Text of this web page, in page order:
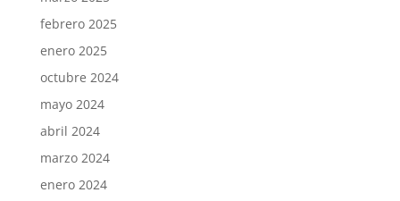
febrero 2025
enero 2025
octubre 2024
mayo 2024
abril 2024
marzo 2024
enero 2024